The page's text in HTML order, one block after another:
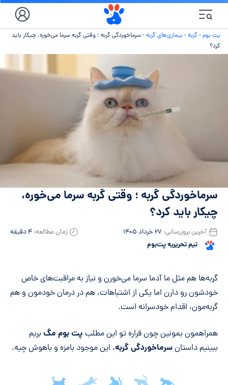
پت بوم-گربه- بیماری‌های گربه-سرماخوردگی گربه ؛ وقتی گربه سرما می‌خوره، چیکار باید
کرد؟
سرماخوردگی گربه ؛ وقتی گربه سرما می‌خوره،
چیکار باید کرد؟
تیم تحریریه پت‌بوم
آخرین بروزرسانی: ۲۷ خرداد ۱۴۰۵ زمان مطالعه: ۴ دقیقه
خلاصه مقاله
گربه‌ها هم مثل ما آدما سرما می‌خورن و نیاز به مراقبت‌های خاص
خودشون رو دارن اما یکی از اشتباهات، هم در درمان خودمون و هم
گربه‌مون، اقدام خودسرانه است.
همراهمون بمونین چون قراره تو این مطلب پت بوم مگ بریم
ببینیم داستانسرماخوردگی گربه، این موجود بامزه و باهوش چیه.